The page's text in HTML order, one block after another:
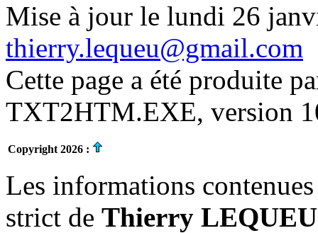
Mise à jour le lundi 26
thierry.lequeu@gmail.com
Cette page a été produite
TXT2HTM.EXE, version
Copyright 2026 :
Les informations
strict de Thierry LEQUEU